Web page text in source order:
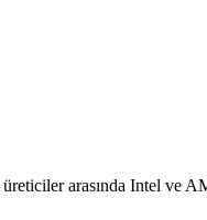
arasında Intel